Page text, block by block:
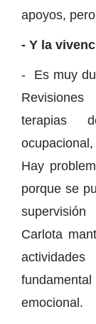
apoyos,
- Y la
- Es muy
terapias
Hay
porque se
Carlota
emocional.